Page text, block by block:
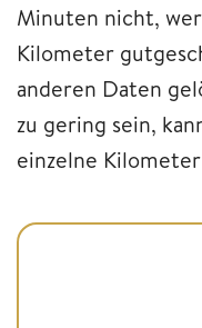
Minuten nicht,
Kilometer
anderen Daten
zu gering sein,
einzelne